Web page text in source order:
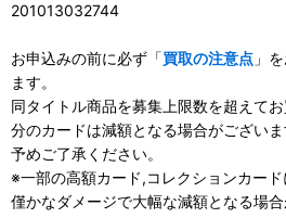
201013032744
お申込みの前に必ず「買取の注意点 」
ます。
同タイトル商品を募集上限数を超えて
分のカードは減額となる場合がございま
予めご了承ください。
※一部の高額カード,コレクションカー
僅かなダメージで大幅な減額となる場合